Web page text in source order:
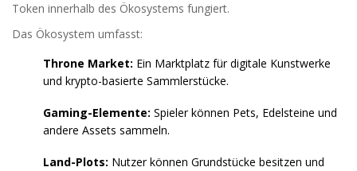
Token innerhalb des Ökosystems fungiert.
Das Ökosystem umfasst:
Throne Market: Ein Marktplatz für digitale Kunstwerke
und krypto-basierte Sammlerstücke.
Gaming-Elemente: Spieler können Pets, Edelsteine und
andere Assets sammeln.
Land-Plots: Nutzer können Grundstücke besitzen und